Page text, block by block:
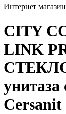
Интернет
CITY
LINK
унитаза
Cersanit